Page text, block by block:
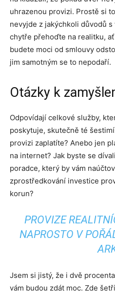
uhrazenou provizi. Prostě si
nevyjde z jakýchkoli důvodů
chytře přehoďte na realitku,
budete moci od smlouvy
jim samotným se to nepodaří.
Otázky k
Odpovídají celkové služby,
poskytuje, skutečně té
provizi zaplatíte? Anebo jen
na internet? Jak byste se
poradce, který by vám
zprostředkování investice
korun?
PROVIZE
NAPROSTO V
Jsem si jistý, že i dvě
vám budou zdát moc. Zde